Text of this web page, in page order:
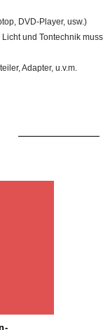
DVD-Player, usw.)
und Tontechnik muss
Adapter, u.v.m.